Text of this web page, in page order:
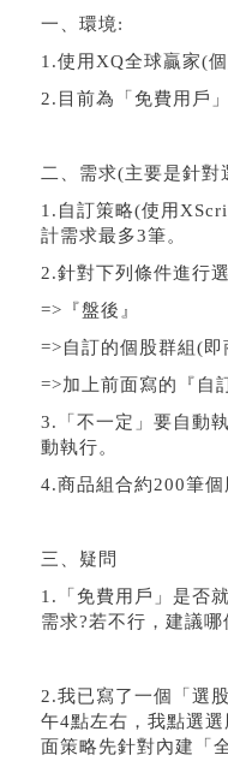
一、環境:
1.使用XQ全球贏家(
2.目前為「免費用戶
二、需求(主要是針對
1.自訂策略(使用
計需求最多3筆。
2.針對下列條件進行
=>『盤後』
=>自訂的個股群組(即
=>加上前面寫的『自
3.「不一定」要自動
動執行。
4.商品組合約200筆
三、疑問
1.「免費用戶」是否
需求?若不行， 建議哪
2.我已寫了一個「選
午4點左右， 我點選選
面策略先針對內建「